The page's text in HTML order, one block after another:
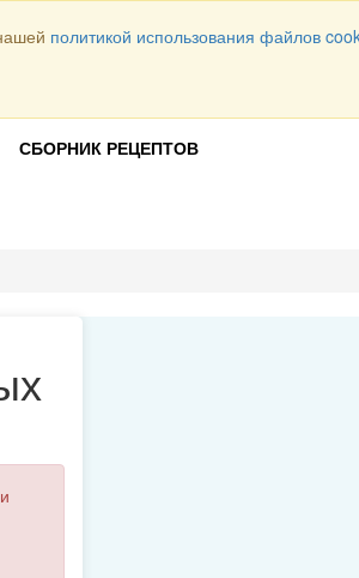
Всего
СБОРНИК РЕЦЕПТОВ
политикой использования файлов